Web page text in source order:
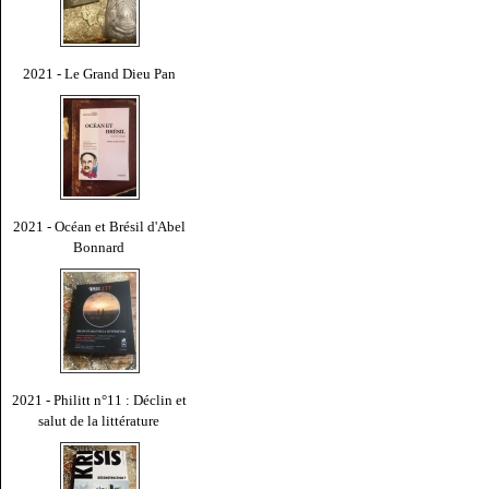
2021 - Le Grand Dieu Pan
2021 - Océan et Brésil d'Abel
Bonnard
2021 - Philitt n°11 : Déclin et
salut de la littérature